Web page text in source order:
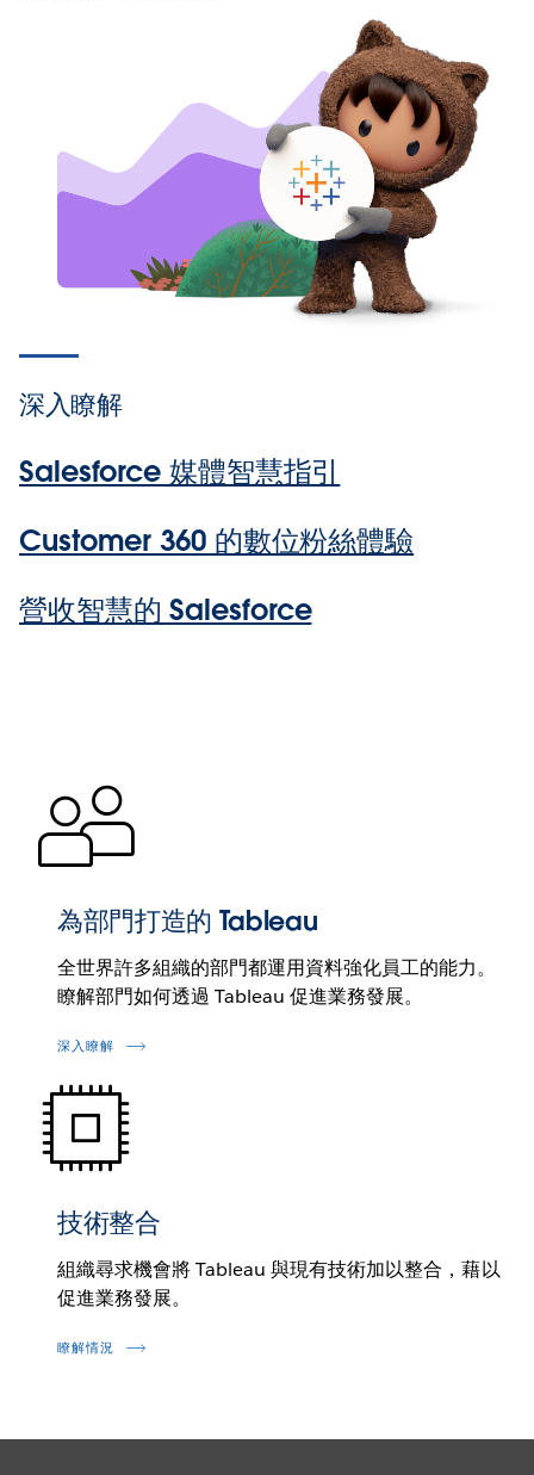
深入瞭解
Salesforce 媒體智慧指引
Customer 360 的數位粉絲體驗
營收智慧的 Salesforce
為部門打造的 Tableau
全世界許多組織的部門都運用資料強化員工的能力。
瞭解部門如何透過 Tableau 促進業務發展。
深入瞭解
技術整合
組織尋求機會將 Tableau 與現有技術加以整合，藉以
促進業務發展。
瞭解情況